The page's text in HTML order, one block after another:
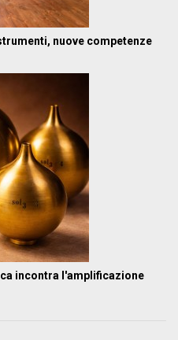
nuove competenze
incontra l'amplificazione